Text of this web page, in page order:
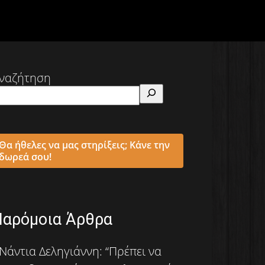
ήθελες να μας στηρίξεις; Κάνε την
σου!
Άρθρα
Δεληγιάννη: “Πρέπει να